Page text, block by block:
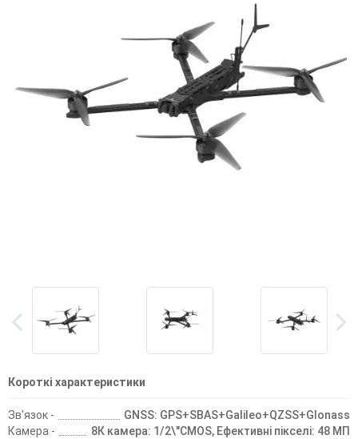
Короткі характеристики
Зв'язок -
GNSS: GPS+SBAS+Galileo+QZSS+Glonass
Камера -
8К камера: 1/2\"CMOS, Ефективні пікселі: 48 МП